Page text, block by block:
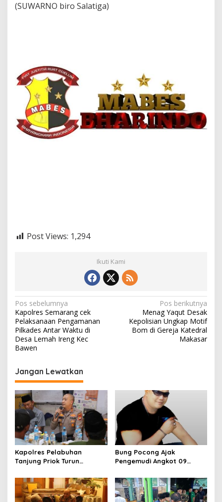
n
(SUWARNO biro Salatiga)
Post Views: 1,294
Ikuti Kami
N
a
v
i
a
s
i
p
o
s
Pos sebelumnya
Kapolres Semarang cek
Pelaksanaan Pengamanan
Pilkades Antar Waktu di
Desa Lemah Ireng Kec
Bawen
Pos berikutnya
Menag Yaqut Desak
Kepolisian Ungkap Motif
Bom di Gereja Katedral
Makasar
Jangan Lewatkan
Kapolres Pelabuhan
Tanjung Priok Turun
Serap Aspirasi Warga
Lewat Jaga Jakarta On
The Spot
Bung Pocong Ajak
Pengemudi Angkot 09
Melintas hingga Labora